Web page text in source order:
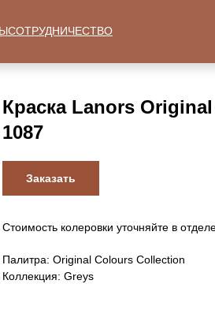
Краска Lanors
1087
Заказать
Стоимость колеровки уточняйте в
Палитра: Original Colours Collection
Коллекция: Greys
СОТРУДНИЧЕСТВО